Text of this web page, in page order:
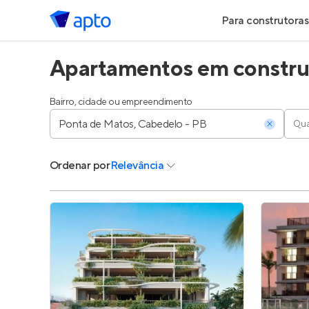
Para construtoras
Geração de
Geração de
Parcerias
Anunciar
Entrar no
Apartamentos em
Bairro, cidade ou empreendimento
Ordenar porRelevância